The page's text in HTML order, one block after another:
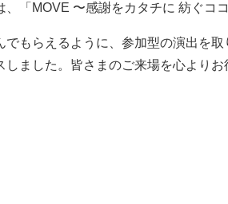
「MOVE 〜感謝をカタチに 紡ぐコ
でもらえるように、参加型の演出を取
しました。皆さまのご来場を心よりお